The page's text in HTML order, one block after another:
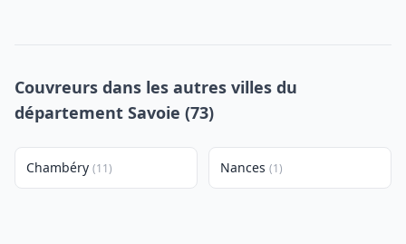
Couvreurs dans les autres villes du
département Savoie (73)
Chambéry (11) Nances (1)